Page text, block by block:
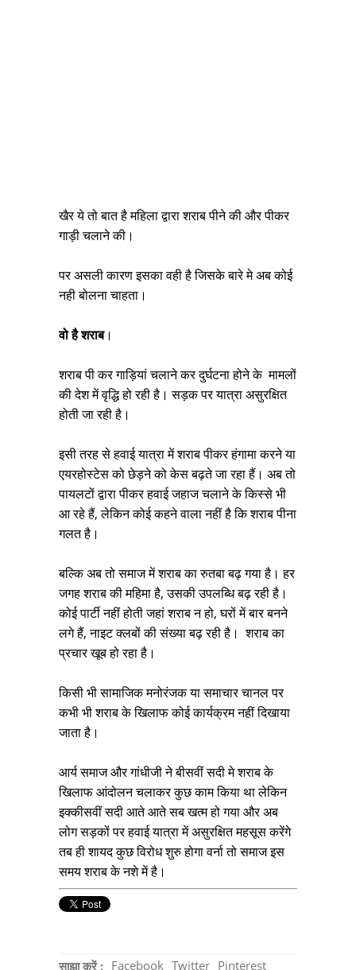
खैर ये तो बात है महिला द्वारा शराब पीने की और पीकर
गाड़ी चलाने की।
पर असली कारण इसका वही है जिसके बारे मे अब कोई
नही बोलना चाहता।
वो है शराब।
शराब पी कर गाड़ियां चलाने कर दुर्घटना होने के मामलों
की देश में वृद्धि हो रही है। सड़क पर यात्रा असुरक्षित
होती जा रही है।
इसी तरह से हवाई यात्रा में शराब पीकर हंगामा करने या
एयरहोस्टेस को छेड़ने को केस बढ़ते जा रहा हैं। अब तो
पायलटों द्वारा पीकर हवाई जहाज चलाने के किस्से भी
आ रहे हैं, लेकिन कोई कहने वाला नहीं है कि शराब पीना
गलत है।
बल्कि अब तो समाज में शराब का रुतबा बढ़ गया है। हर
जगह शराब की महिमा है, उसकी उपलब्धि बढ़ रही है।
कोई पार्टी नहीं होती जहां शराब न हो, घरों में बार बनने
लगे हैं, नाइट क्लबों की संख्या बढ़ रही है। शराब का
प्रचार खूब हो रहा है।
किसी भी सामाजिक मनोरंजक या समाचार चानल पर
कभी भी शराब के खिलाफ कोई कार्यक्रम नहीं दिखाया
जाता है।
आर्य समाज और गांधीजी ने बीसवीं सदी मे शराब के
खिलाफ आंदोलन चलाकर कुछ काम किया था लेकिन
इक्कीसवीं सदी आते आते सब खत्म हो गया और अब
लोग सड़कों पर हवाई यात्रा में असुरक्षित महसूस करेंगे
तब ही शायद कुछ विरोध शुरु होगा वर्ना तो समाज इस
समय शराब के नशे में है।
साझा करें : Facebook Twitter Pinterest